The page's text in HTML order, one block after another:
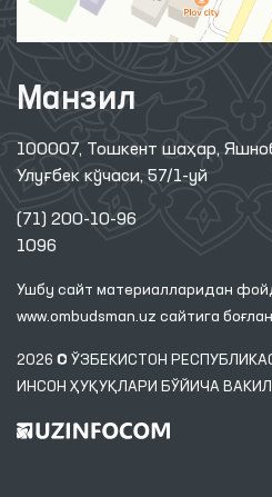
Манзил
100007, Тошкент шаҳар,
Улуғбек кўчаси, 57/1-уй
(71) 200-10-96
1096
Ушбу сайт материалларидан
www.ombudsman.uz сайтига
2026 © ЎЗБЕКИСТОН
ИНСОН ҲУҚУҚЛАРИ БЎЙИЧА